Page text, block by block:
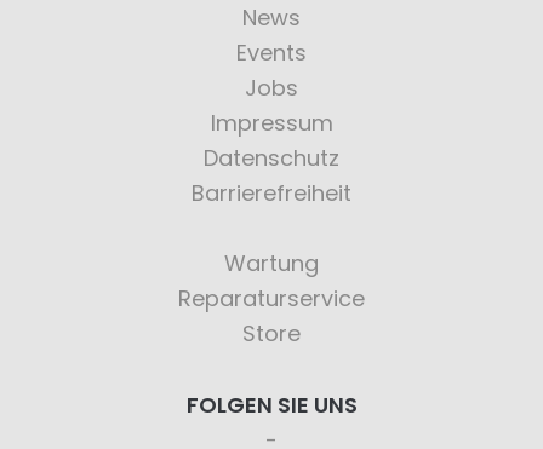
News
Events
Jobs
Impressum
Datenschutz
Barrierefreiheit
Wartung
Reparaturservice
Store
FOLGEN SIE UNS